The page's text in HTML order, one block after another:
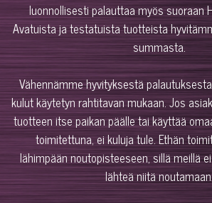
luonnollisesti palauttaa myös suoraan
Avatuista ja testatuista tuotteista
summasta.
Vähennämme hyvityksestä
kulut käytetyn rahtitavan mukaan. Jos
tuotteen itse paikan päälle tai käyttää
toimitettuna, ei kuluja tule. Ethän
lähimpään noutopisteeseen, sillä meillä
lähteä niitä